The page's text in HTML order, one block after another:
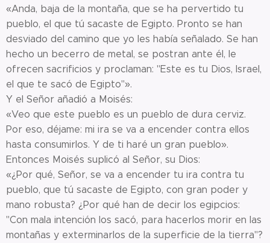
«Anda, baja de la montaña, que se ha pervertido tu
pueblo, el que tú sacaste de Egipto. Pronto se han
desviado del camino que yo les había señalado. Se han
hecho un becerro de metal, se postran ante él, le
ofrecen sacrificios y proclaman: "Este es tu Dios, Israel,
el que te sacó de Egipto"».
Y el Señor añadió a Moisés:
«Veo que este pueblo es un pueblo de dura cerviz.
Por eso, déjame: mi ira se va a encender contra ellos
hasta consumirlos. Y de ti haré un gran pueblo».
Entonces Moisés suplicó al Señor, su Dios:
«¿Por qué, Señor, se va a encender tu ira contra tu
pueblo, que tú sacaste de Egipto, con gran poder y
mano robusta? ¿Por qué han de decir los egipcios:
"Con mala intención los sacó, para hacerlos morir en las
montañas y exterminarlos de la superficie de la tierra"?